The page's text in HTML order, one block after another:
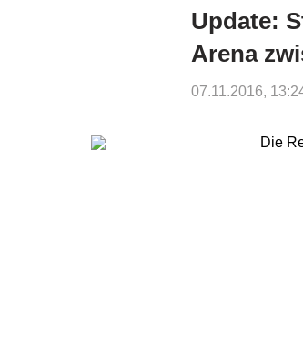
Update:
Arena
07.11.2016,